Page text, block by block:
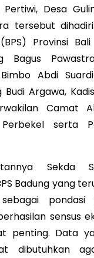
Pertiwi, Desa
tersebut
Provinsi
Bagus
Abdi
Budi Argawa,
Camat
serta
Sekda
Badung yang
pondasi
sensus
penting. Data
dibutuhkan